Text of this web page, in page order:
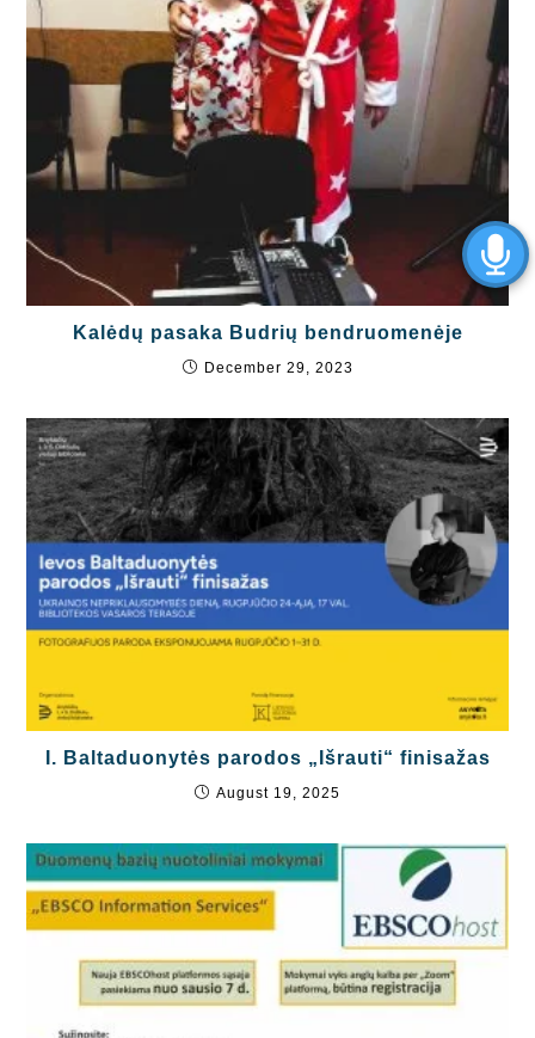
Kalėdų pasaka Budrių bendruomenėje
December 29, 2023
I. Baltaduonytės parodos „Išrauti“ finisažas
August 19, 2025